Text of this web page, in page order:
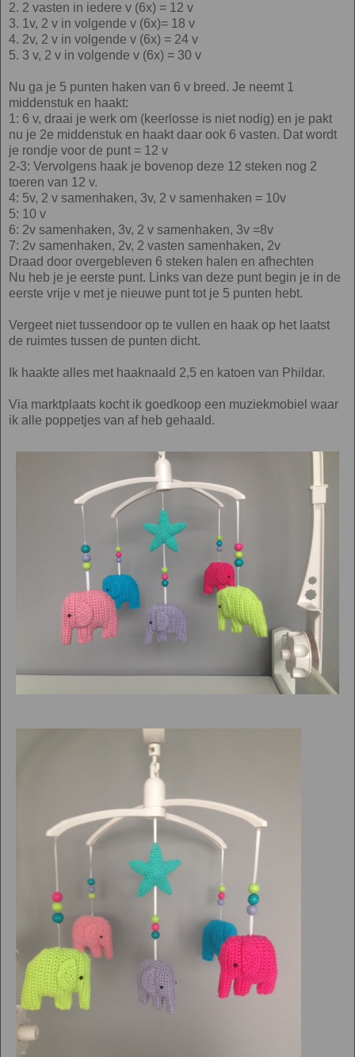
2. 2 vasten in iedere v (6x) = 12 v
3. 1v, 2 v in volgende v (6x)= 18 v
4. 2v, 2 v in volgende v (6x) = 24 v
5. 3 v, 2 v in volgende v (6x) = 30 v
Nu ga je 5 punten haken van 6 v breed. Je neemt 1
middenstuk en haakt:
1: 6 v, draai je werk om (keerlosse is niet nodig) en je pakt
nu je 2e middenstuk en haakt daar ook 6 vasten. Dat wordt
je rondje voor de punt = 12 v
2-3: Vervolgens haak je bovenop deze 12 steken nog 2
toeren van 12 v.
4: 5v, 2 v samenhaken, 3v, 2 v samenhaken = 10v
5: 10 v
6: 2v samenhaken, 3v, 2 v samenhaken, 3v =8v
7: 2v samenhaken, 2v, 2 vasten samenhaken, 2v
Draad door overgebleven 6 steken halen en afhechten
Nu heb je je eerste punt. Links van deze punt begin je in de
eerste vrije v met je nieuwe punt tot je 5 punten hebt.
Vergeet niet tussendoor op te vullen en haak op het laatst
de ruimtes tussen de punten dicht.
Ik haakte alles met haaknaald 2,5 en katoen van Phildar.
Via marktplaats kocht ik goedkoop een muziekmobiel waar
ik alle poppetjes van af heb gehaald.